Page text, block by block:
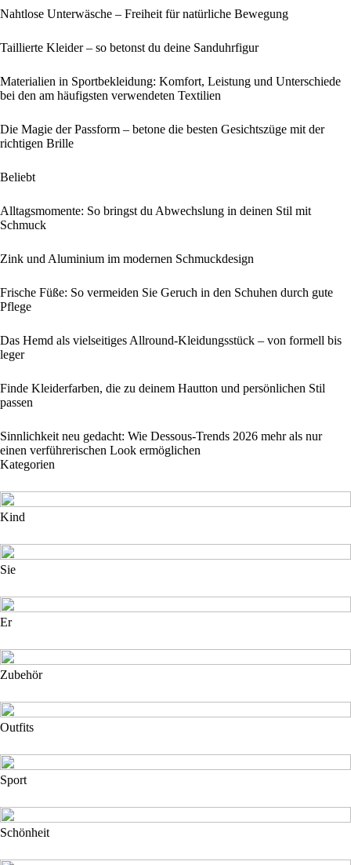
Nahtlose Unterwäsche – Freiheit für natürliche Bewegung
Taillierte Kleider – so betonst du deine Sanduhrfigur
Materialien in Sportbekleidung: Komfort, Leistung und Unterschiede
bei den am häufigsten verwendeten Textilien
Die Magie der Passform – betone die besten Gesichtszüge mit der
richtigen Brille
Beliebt
Alltagsmomente: So bringst du Abwechslung in deinen Stil mit
Schmuck
Zink und Aluminium im modernen Schmuckdesign
Frische Füße: So vermeiden Sie Geruch in den Schuhen durch gute
Pflege
Das Hemd als vielseitiges Allround-Kleidungsstück – von formell bis
leger
Finde Kleiderfarben, die zu deinem Hautton und persönlichen Stil
passen
Sinnlichkeit neu gedacht: Wie Dessous-Trends 2026 mehr als nur
einen verführerischen Look ermöglichen
Kategorien
Kind
Sie
Er
Zubehör
Outfits
Sport
Schönheit